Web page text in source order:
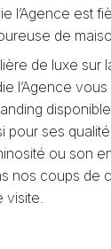
l’Agence est
de
de luxe sur
l’Agence
pour ses
ou son
nos coups de
visite.